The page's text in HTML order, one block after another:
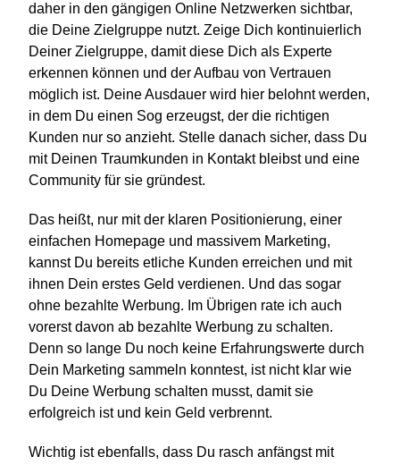
daher in den gängigen Online Netzwerken sichtbar,
die Deine Zielgruppe nutzt. Zeige Dich kontinuierlich
Deiner Zielgruppe, damit diese Dich als Experte
erkennen können und der Aufbau von Vertrauen
möglich ist. Deine Ausdauer wird hier belohnt werden,
in dem Du einen Sog erzeugst, der die richtigen
Kunden nur so anzieht. Stelle danach sicher, dass Du
mit Deinen Traumkunden in Kontakt bleibst und eine
Community für sie gründest.
Das heißt, nur mit der klaren Positionierung, einer
einfachen Homepage und massivem Marketing,
kannst Du bereits etliche Kunden erreichen und mit
ihnen Dein erstes Geld verdienen. Und das sogar
ohne bezahlte Werbung. Im Übrigen rate ich auch
vorerst davon ab bezahlte Werbung zu schalten.
Denn so lange Du noch keine Erfahrungswerte durch
Dein Marketing sammeln konntest, ist nicht klar wie
Du Deine Werbung schalten musst, damit sie
erfolgreich ist und kein Geld verbrennt.
Wichtig ist ebenfalls, dass Du rasch anfängst mit